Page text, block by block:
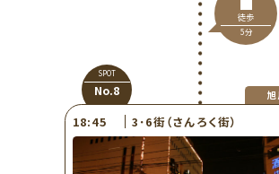
徒歩
5分
SPOT
No.8
18:45 3･6街（さんろく街）